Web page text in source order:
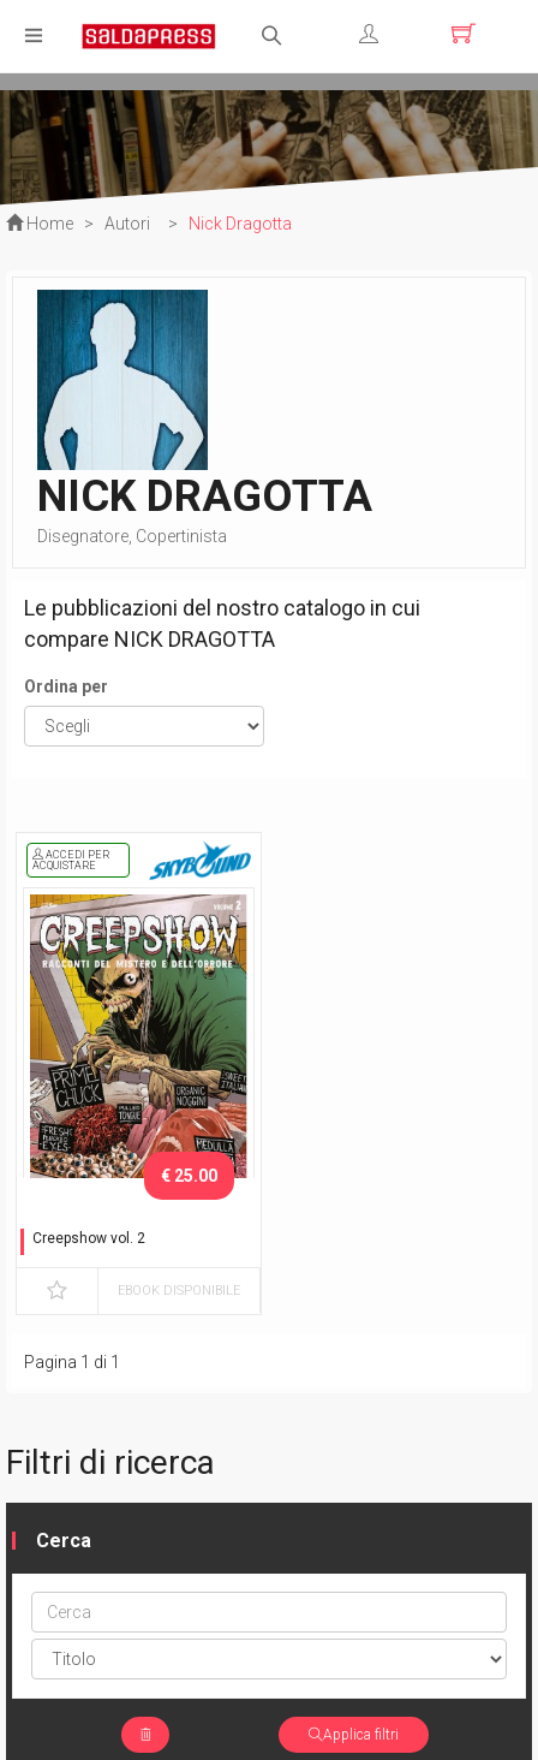
Registrati
Login
Home > Autori > Nick Dragotta
NICK DRAGOTTA
Disegnatore, Copertinista
Le pubblicazioni del nostro catalogo in cui
compare NICK DRAGOTTA
Ordina per
ACCEDI PER
ACQUISTARE
Creepshow vol. 2
€ 25.00
EBOOK DISPONIBILE
Pagina 1 di 1
Filtri di ricerca
Cerca
Cerca
ptype
Applica filtri